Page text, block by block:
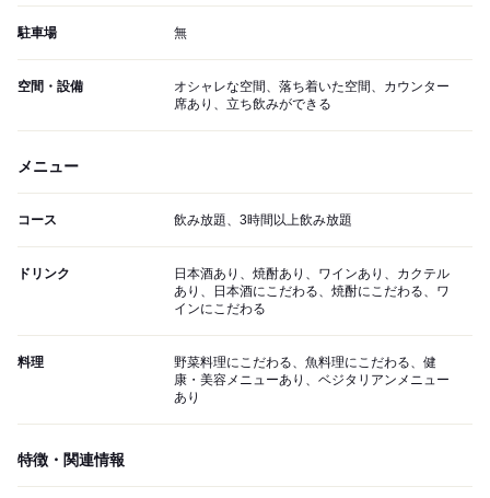
駐車場 無
空間・設備
オシャレな空間、落ち着いた空間、カウンター
席あり、立ち飲みができる
メニュー
コース 飲み放題、3時間以上飲み放題
ドリンク
日本酒あり、焼酎あり、ワインあり、カクテル
あり、日本酒にこだわる、焼酎にこだわる、ワ
インにこだわる
料理
野菜料理にこだわる、魚料理にこだわる、健
康・美容メニューあり、ベジタリアンメニュー
あり
特徴・関連情報